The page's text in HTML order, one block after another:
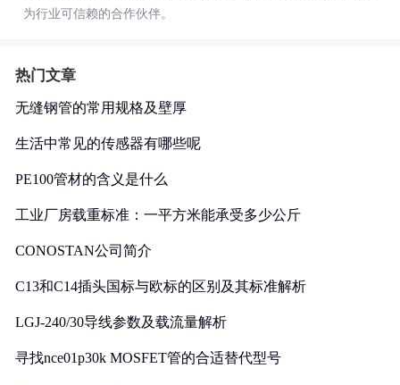
为行业可信赖的合作伙伴。
热门文章
无缝钢管的常用规格及壁厚
生活中常见的传感器有哪些呢
PE100管材的含义是什么
工业厂房载重标准：一平方米能承受多少公斤
CONOSTAN公司简介
C13和C14插头国标与欧标的区别及其标准解析
LGJ-240/30导线参数及载流量解析
寻找nce01p30k MOSFET管的合适替代型号